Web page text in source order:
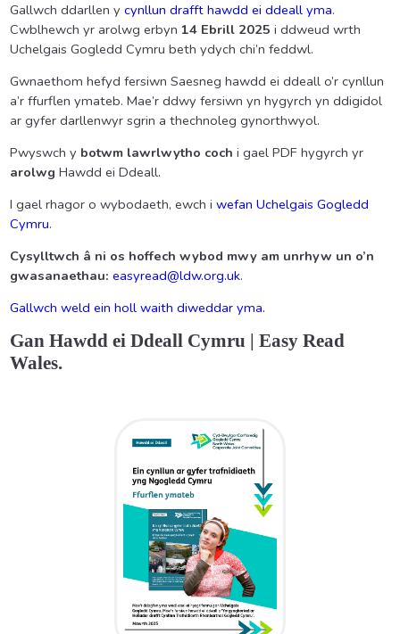
Gallwch ddarllen y cynllun drafft hawdd ei ddeall yma.
Cwblhewch yr arolwg erbyn 14 Ebrill 2025 i ddweud wrth
Uchelgais Gogledd Cymru beth ydych chi’n feddwl.
Gwnaethom hefyd fersiwn Saesneg hawdd ei ddeall o’r cynllun
a’r ffurflen ymateb. Mae’r ddwy fersiwn yn hygyrch yn ddigidol
ar gyfer darllenwyr sgrin a thechnoleg gynorthwyol.
Pwyswch y botwm lawrlwytho coch i gael PDF hygyrch yr
arolwg Hawdd ei Ddeall.
I gael rhagor o wybodaeth, ewch i wefan Uchelgais Gogledd
Cymru.
Cysylltwch â ni os hoffech wybod mwy am unrhyw un o’n
gwasanaethau: easyread@ldw.org.uk.
Gallwch weld ein holl waith diweddar yma.
Gan Hawdd ei Ddeall Cymru | Easy Read
Wales.